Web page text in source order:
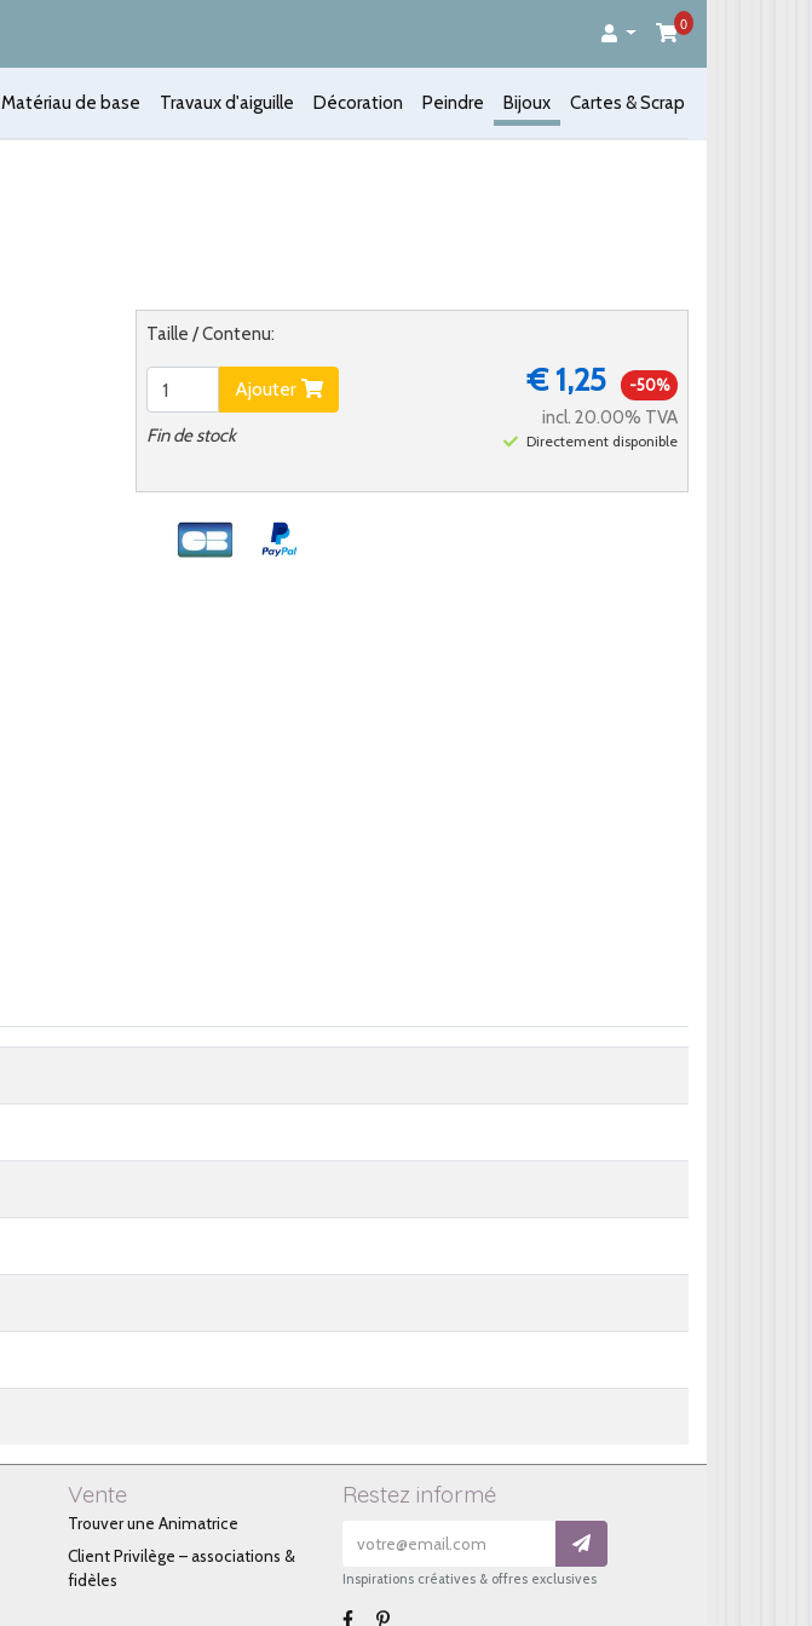
0
Matériau de base Travaux d'aiguille Décoration Peindre Bijoux Cartes & Scrap
Taille / Contenu:
Ajouter
Fin de stock
€ 1,25 -50%
incl. 20.00% TVA
Directement disponible
Vente
Trouver une Animatrice
Client Privilège – associations &
fidèles
Restez informé
Inspirations créatives & offres exclusives